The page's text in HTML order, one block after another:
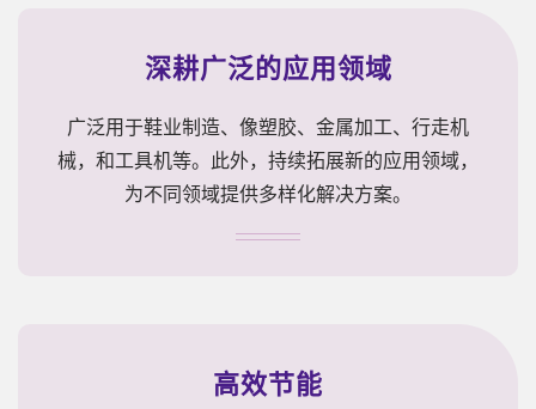
深耕广泛的应用领域
广泛用于鞋业制造、像塑胶、金属加工、行走机
械，和工具机等。此外，持续拓展新的应用领域，
为不同领域提供多样化解决方案。
高效节能